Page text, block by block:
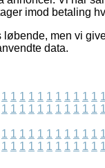
imod betaling
men vi
data.
1 1 1 1 1 1 1 1 1 1 1 1
1 1 1 1 1 1 1 1 1 1 1 1
1 1 1 1 1 1 1 1 1 1 1 1
1 1 1 1 1 1 1 1 1 1 1 1